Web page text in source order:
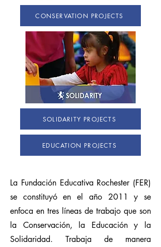
CONSERVATION PROJECTS
SOLIDARITY PROJECTS
EDUCATION PROJECTS
La Fundación Educativa Rochester (FER)
se constituyó en el año 2011 y se
enfoca en tres líneas de trabajo que son
la Conservación, la Educación y la
Solidaridad. Trabaja de manera